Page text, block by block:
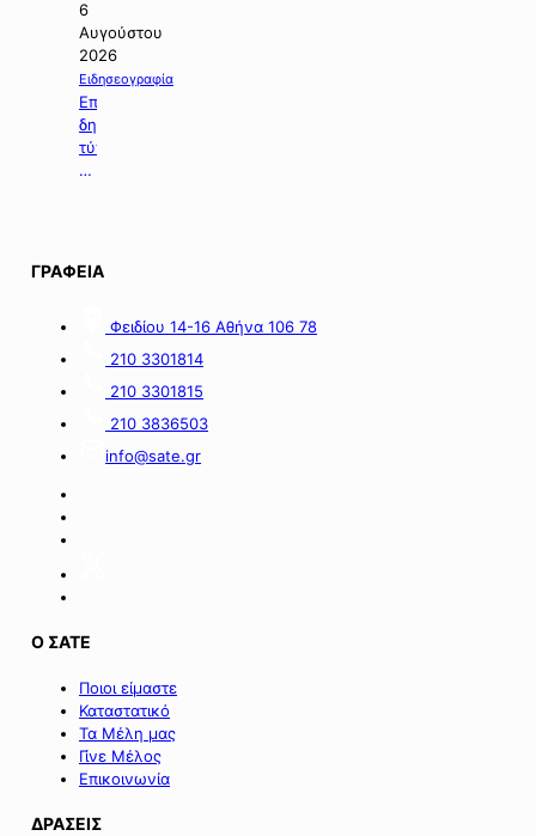
ενδιαφέροντος
για
τη
χορήγηση
ενίσχυσης
σε
επιχειρήσεις
της
Σαμοθράκης».
6
Αυγούστου
2026
Ειδησεογραφία
Επιλογή
δημοσιευμάτων
τύπου
της
ΓΡΑΦΕΙΑ
Φειδίου 14-16 Αθήνα 106 78
210 3301814
210 3301815
210 3836503
info@sate.gr
Ο ΣΑΤΕ
Ποιοι είμαστε
Καταστατικό
Τα Μέλη μας
Γίνε Μέλος
Επικοινωνία
ΔΡΑΣΕΙΣ